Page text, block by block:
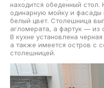
находится обеденный
одинарную мойку и
белый цвет. Столешница
агломерата, а фартук — из
В кухне установлена
а также имеется остров с
столешницей.